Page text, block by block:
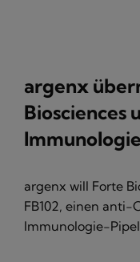
argenx
Biosciences
argenx will Forte
FB102, einen
Immunologie-